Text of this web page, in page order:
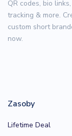
QR codes, bio
tracking & more.
custom short
now.
Zasoby
Lifetime Deal